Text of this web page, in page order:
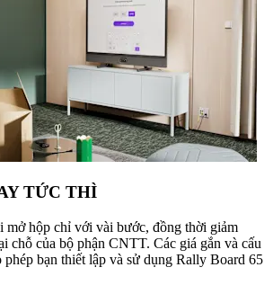
TỨC THÌ
mở hộp chỉ với vài bước, đồng thời giảm
chỗ của bộ phận CNTT. Các giá gắn và cấu
bạn thiết lập và sử dụng Rally Board 65